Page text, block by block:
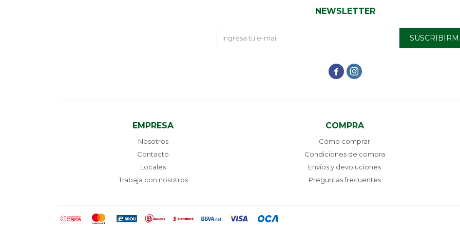
EMPRESA
Nosotros
Contacto
Locales
Trabaja con nosotros
COMPRA
Cómo comprar
Condiciones de compra
Envíos y devoluciones
Preguntas frecuentes
NEWSLETTER
 